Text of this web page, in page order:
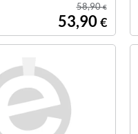
58,90€
53,90€